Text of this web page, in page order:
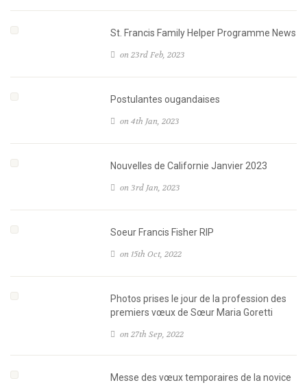
St. Francis Family Helper Programme News
on 23rd Feb, 2023
Postulantes ougandaises
on 4th Jan, 2023
Nouvelles de Californie Janvier 2023
on 3rd Jan, 2023
Soeur Francis Fisher RIP
on 15th Oct, 2022
Photos prises le jour de la profession des
premiers vœux de Sœur Maria Goretti
on 27th Sep, 2022
Messe des vœux temporaires de la novice